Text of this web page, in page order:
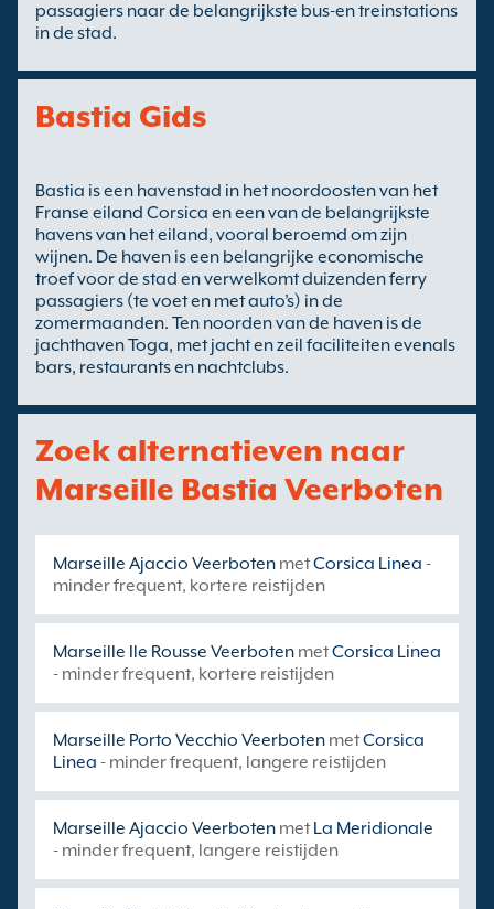
passagiers naar de belangrijkste bus-en treinstations
in de stad.
Bastia Gids
Bastia is een havenstad in het noordoosten van het
Franse eiland Corsica en een van de belangrijkste
havens van het eiland, vooral beroemd om zijn
wijnen. De haven is een belangrijke economische
troef voor de stad en verwelkomt duizenden ferry
passagiers (te voet en met auto’s) in de
zomermaanden. Ten noorden van de haven is de
jachthaven Toga, met jacht en zeil faciliteiten evenals
bars, restaurants en nachtclubs.
Zoek alternatieven naar
Marseille Bastia Veerboten
Marseille Ajaccio Veerboten metCorsica Linea -
minder frequent, kortere reistijden
Marseille Ile Rousse Veerboten metCorsica Linea
- minder frequent, kortere reistijden
Marseille Porto Vecchio Veerboten metCorsica
Linea - minder frequent, langere reistijden
Marseille Ajaccio Veerboten metLa Meridionale
- minder frequent, langere reistijden